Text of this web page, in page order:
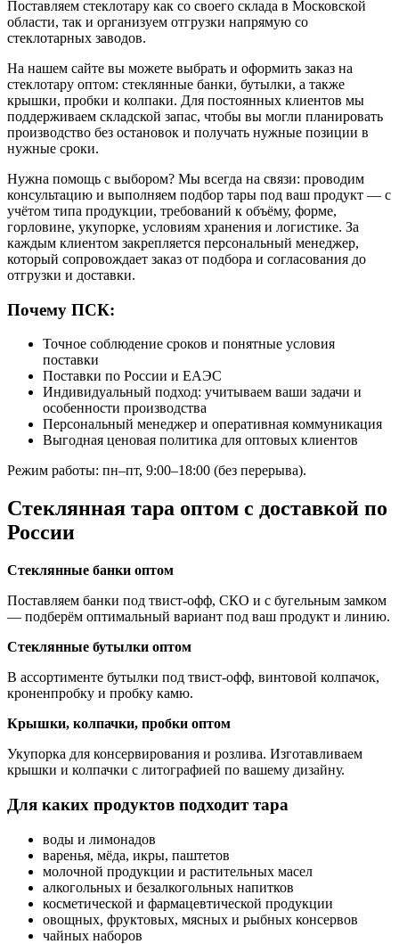
Поставляем стеклотару как со своего склада в Московской
области, так и организуем отгрузки напрямую со
стеклотарных заводов.
На нашем сайте вы можете выбрать и оформить заказ на
стеклотару оптом: стеклянные банки, бутылки, а также
крышки, пробки и колпаки. Для постоянных клиентов мы
поддерживаем складской запас, чтобы вы могли планировать
производство без остановок и получать нужные позиции в
нужные сроки.
Нужна помощь с выбором? Мы всегда на связи: проводим
консультацию и выполняем подбор тары под ваш продукт — с
учётом типа продукции, требований к объёму, форме,
горловине, укупорке, условиям хранения и логистике. За
каждым клиентом закрепляется персональный менеджер,
который сопровождает заказ от подбора и согласования до
отгрузки и доставки.
Почему ПСК:
Точное соблюдение сроков и понятные условия
поставки
Поставки по России и ЕАЭС
Индивидуальный подход: учитываем ваши задачи и
особенности производства
Персональный менеджер и оперативная коммуникация
Выгодная ценовая политика для оптовых клиентов
Режим работы: пн–пт, 9:00–18:00 (без перерыва).
Стеклянная тара оптом с доставкой по
России
Стеклянные банки оптом
Поставляем банки под твист-офф, СКО и с бугельным замком
— подберём оптимальный вариант под ваш продукт и линию.
Стеклянные бутылки оптом
В ассортименте бутылки под твист-офф, винтовой колпачок,
кроненпробку и пробку камю.
Крышки, колпачки, пробки оптом
Укупорка для консервирования и розлива. Изготавливаем
крышки и колпачки с литографией по вашему дизайну.
Для каких продуктов подходит тара
воды и лимонадов
варенья, мёда, икры, паштетов
молочной продукции и растительных масел
алкогольных и безалкогольных напитков
косметической и фармацевтической продукции
овощных, фруктовых, мясных и рыбных консервов
чайных наборов